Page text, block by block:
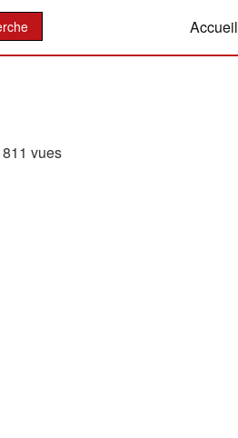
Accueil
811 vues